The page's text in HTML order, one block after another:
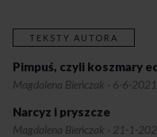
TEKSTY AUTORA
Pimpuś, czyli koszmary
Magdalena Bieńczak · 6-6-2021
Narcyz i pryszcze
Magdalena Bieńczak · 21-1-